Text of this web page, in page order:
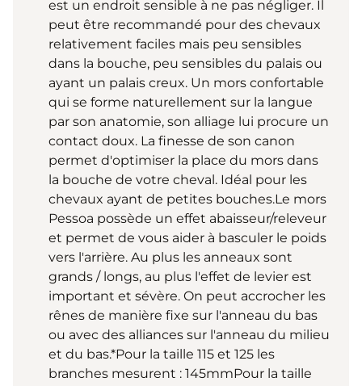
est un endroit sensible à ne pas négliger. Il
peut être recommandé pour des chevaux
relativement faciles mais peu sensibles
dans la bouche, peu sensibles du palais ou
ayant un palais creux. Un mors confortable
qui se forme naturellement sur la langue
par son anatomie, son alliage lui procure un
contact doux. La finesse de son canon
permet d'optimiser la place du mors dans
la bouche de votre cheval. Idéal pour les
chevaux ayant de petites bouches.Le mors
Pessoa possède un effet abaisseur/releveur
et permet de vous aider à basculer le poids
vers l'arrière. Au plus les anneaux sont
grands / longs, au plus l'effet de levier est
important et sévère. On peut accrocher les
rênes de manière fixe sur l'anneau du bas
ou avec des alliances sur l'anneau du milieu
et du bas.*Pour la taille 115 et 125 les
branches mesurent : 145mmPour la taille